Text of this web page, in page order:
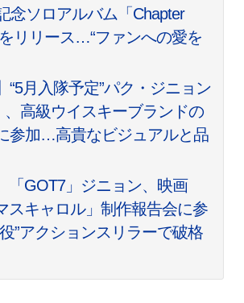
念ソロアルバム「Chapter
リリース…“ファンへの愛を
“5月入隊予定”パク・ジニョン
、高級ウイスキーブランドの
参加…高貴なビジュアルと品
「GOT7」ジニョン、映画
スキャロル」制作報告会に参
”アクションスリラーで破格